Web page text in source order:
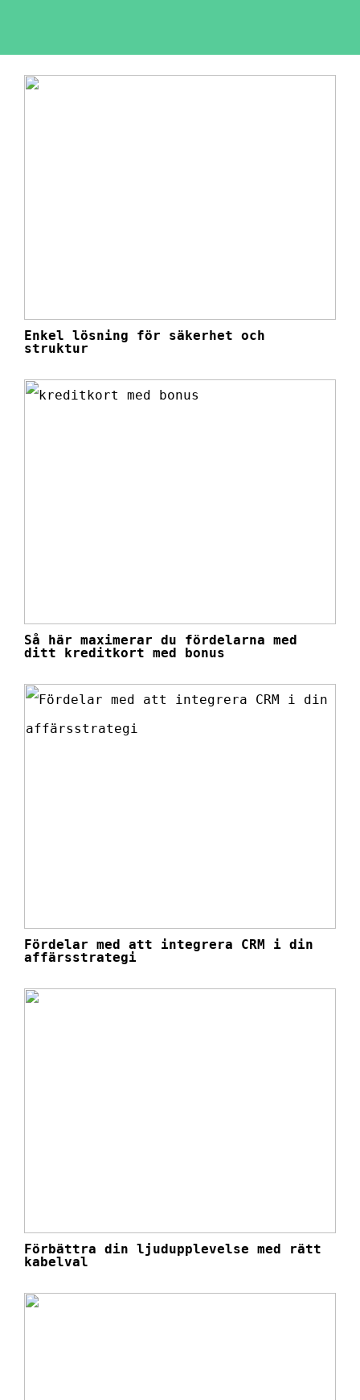
Enkel lösning för säkerhet och
struktur
Så här maximerar du fördelarna med
ditt kreditkort med bonus
Fördelar med att integrera CRM i din
affärsstrategi
Förbättra din ljudupplevelse med rätt
kabelval